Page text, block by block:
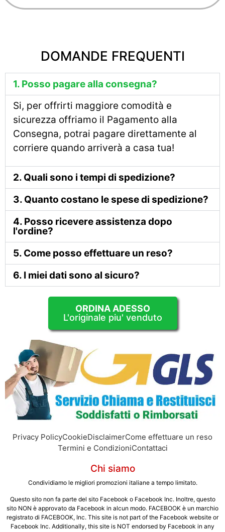
DOMANDE FREQUENTI
1. Posso pagare alla consegna?
Si, per offrirti maggiore comodità e
sicurezza offriamo il Pagamento alla
Consegna, potrai pagare direttamente al
corriere quando arriverà a casa tua!
2. Quali sono i tempi di spedizione?
3. Quanto costano le spese di spedizione?
4. Posso ricevere assistenza dopo
l'ordine?
5. Come posso effettuare un reso?
6. I miei dati sono al sicuro?
ORDINA ADESSO
L'originale piu' venduto
Privacy PolicyCookieDisclaimerCome effettuare un reso
Termini e CondizioniContattaci
Chi siamo
Condividiamo le migliori promozioni italiane a tempo limitato.
Questo sito non fa parte del sito Facebook o Facebook Inc. Inoltre, questo
sito NON è approvato da Facebook in alcun modo. FACEBOOK è un marchio
registrato di FACEBOOK, Inc. This site is not part of the Facebook website or
Facebook Inc. Additionally, this site is NOT endorsed by Facebook in any